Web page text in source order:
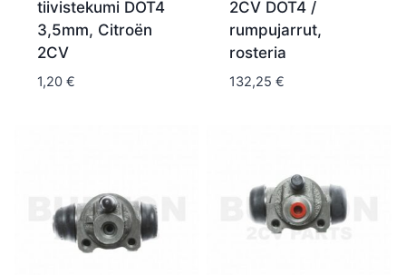
tiivistekumi DOT4
3,5mm, Citroën
2CV
1,20 €
2CV DOT4 /
rumpujarrut,
rosteria
132,25 €